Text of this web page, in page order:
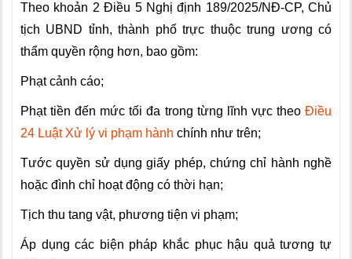
Theo khoản 2 Điều 5 Nghị định 189/2025/NĐ-CP, Chủ
tịch UBND tỉnh, thành phố trực thuộc trung ương có
thẩm quyền rộng hơn, bao gồm:
Phạt cảnh cáo;
Phạt tiền đến mức tối đa trong từng lĩnh vực theoĐiều
24 Luật Xử lý vi phạm hành chính như trên;
Tước quyền sử dụng giấy phép, chứng chỉ hành nghề
hoặc đình chỉ hoạt động có thời hạn;
Tịch thu tang vật, phương tiện vi phạm;
Áp dụng các biện pháp khắc phục hậu quả tương tự